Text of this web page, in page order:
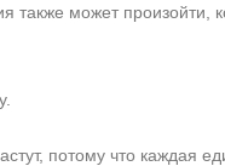
может произойти,
потому что каждая